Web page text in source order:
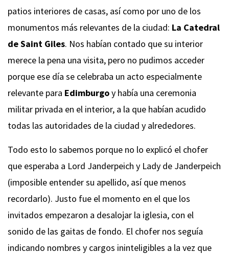
patios interiores de casas, así como por uno de los
monumentos más relevantes de la ciudad: La Catedral
de Saint Giles. Nos habían contado que su interior
merece la pena una visita, pero no pudimos acceder
porque ese día se celebraba un acto especialmente
relevante para Edimburgoy había una ceremonia
militar privada en el interior, a la que habían acudido
todas las autoridades de la ciudad y alrededores.
Todo esto lo sabemos porque no lo explicó el chofer
que esperaba a Lord Janderpeich y Lady de Janderpeich
(imposible entender su apellido, así que menos
recordarlo). Justo fue el momento en el que los
invitados empezaron a desalojar la iglesia, con el
sonido de las gaitas de fondo. El chofer nos seguía
indicando nombres y cargos ininteligibles a la vez que